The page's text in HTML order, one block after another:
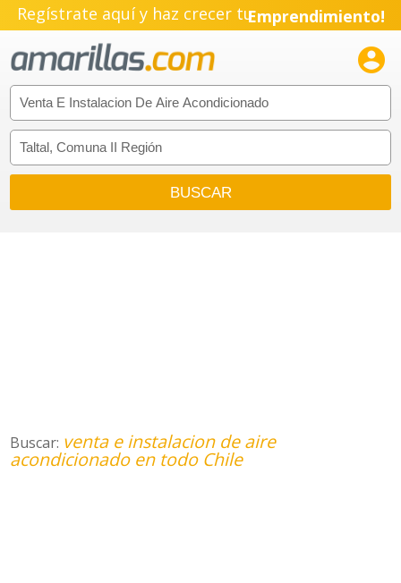
Regístrate aquí y haz crecer tuEmprendimiento!

Buscar: venta e instalacion de aire
acondicionado en todo Chile